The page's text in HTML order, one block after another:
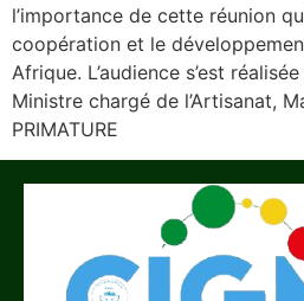
l’importance de cette réunion
coopération et le
Afrique. L’audience s’est
Ministre chargé de l’Artisanat,
PRIMATURE